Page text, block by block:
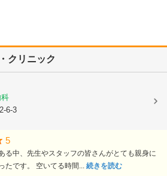
クリニック
6-3
5
る中、先生やスタッフの皆さんがとても親身に
たです。 空いてる時間... 続きを読む